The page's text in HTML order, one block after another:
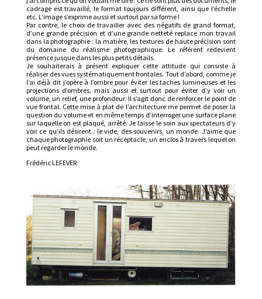
cadrage est travaillé, le format toujours différent, ainsi que l’échelle
etc. L’image s’exprime aussi et surtout par sa forme !
Par contre, le choix de travailler avec des négatifs de grand format,
d’une grande précision et d’une grande netteté replace mon travail
dans la photographie : la matière, les textures de haute précision sont
du domaine du réalisme photographique. Le référent redevient
présence jusque dans les plus petits détails.
Je souhaiterais à présent expliquer cette attitude qui consiste à
réaliser des vues systématiquement frontales. Tout d’abord, comme je
l’ai déjà dit j’opère à l’ombre pour éviter les taches lumineuses et les
projections d’ombres, mais aussi et surtout pour éviter d’y voir un
volume, un relief, une profondeur. Il s’agit donc de renforcer le point de
vue frontal. Cette mise à plat de l’architecture me permet de poser la
question du volume et en même temps d’interroger une surface plane
sur laquelle on est plaqué, arrêté. Je laisse le soin aux spectateurs d’y
voir ce qu’ils désirent : le vide, des souvenirs, un monde. J’aime que
chaque photographie soit un réceptacle, un enclos à travers lequel on
peut regarder le monde.
Frédéric LEFEVER